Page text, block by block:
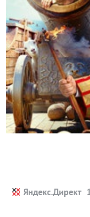
Яндекс.Директ